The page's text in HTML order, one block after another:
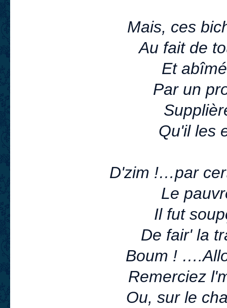
Mais, ces
Au fait de
Et
Par un
Qu'il les
D'zim !…par
Le
Il fut
De fair' la
Boum !
Remerciez
Ou, sur le